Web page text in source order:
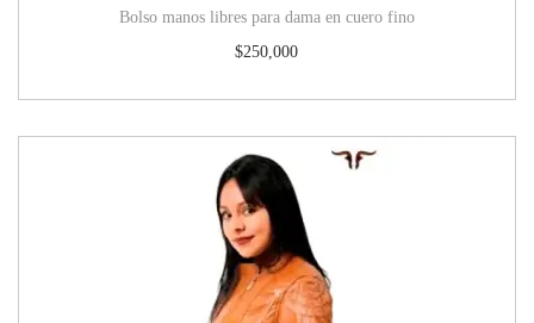
Bolso manos libres para dama en cuero fino
$250,000